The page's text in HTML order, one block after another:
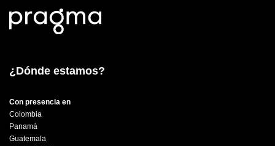
¿Dónde estamos?
Con presencia en
Colombia
Panamá
Guatemala